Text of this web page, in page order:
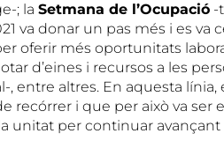
; la Setmana de l’Ocupació -
va donar un pas més i es va
oferir més oportunitats
d’eines i recursos a les
, entre altres. En aquesta
recórrer i que per això va ser
unitat per continuar